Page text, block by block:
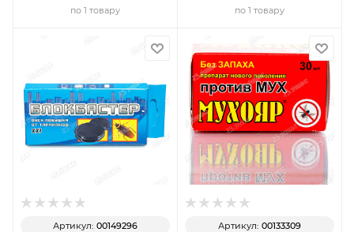
по 1 товару по 1 товару
Артикул: 00149296 Артикул: 00133309